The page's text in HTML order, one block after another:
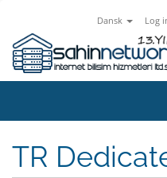
Dansk Log
TR